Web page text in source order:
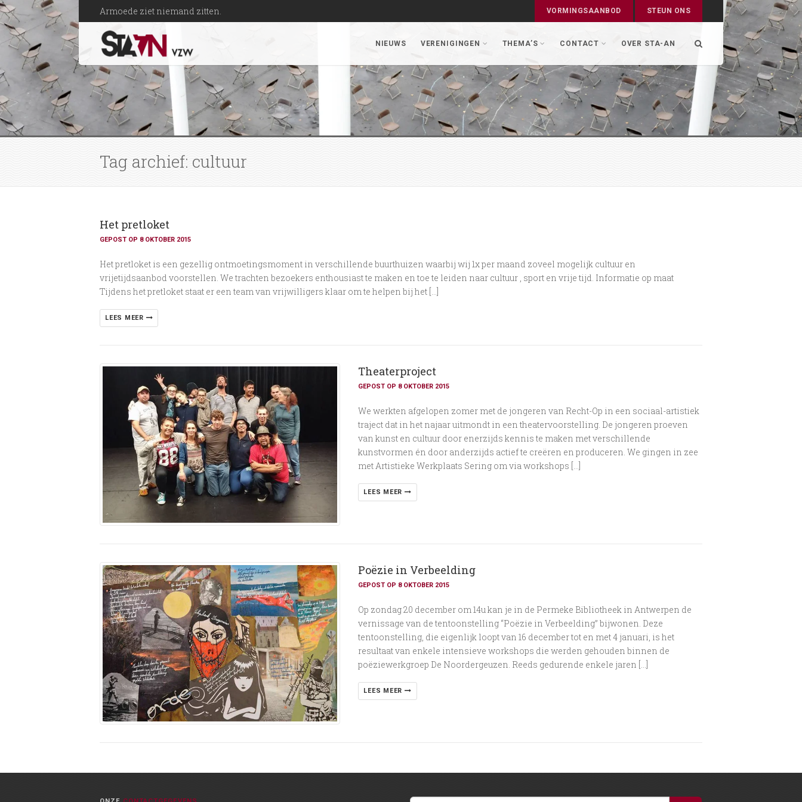
Armoede ziet niemand zitten. VORMINGSAANBOD STEUN ONS
NIEUWS VERENIGINGEN THEMA’S CONTACT OVER STA-AN
Tag archief: cultuur
Het pretloket
GEPOST OP 8 OKTOBER 2015
Het pretloket is een gezellig ontmoetingsmoment in verschillende buurthuizen waarbij wij 1x per maand zoveel mogelijk cultuur en
vrijetijdsaanbod voorstellen. We trachten bezoekers enthousiast te maken en toe te leiden naar cultuur , sport en vrije tijd. Informatie op maat
Tijdens het pretloket staat er een team van vrijwilligers klaar om te helpen bij het […]
LEES MEER
Theaterproject
GEPOST OP 8 OKTOBER 2015
We werkten afgelopen zomer met de jongeren van Recht-Op in een sociaal-artistiek
traject dat in het najaar uitmondt in een theatervoorstelling. De jongeren proeven
van kunst en cultuur door enerzijds kennis te maken met verschillende
kunstvormen én door anderzijds actief te creëren en produceren. We gingen in zee
met Artistieke Werkplaats Sering om via workshops […]
LEES MEER
Poëzie in Verbeelding
GEPOST OP 8 OKTOBER 2015
Op zondag 20 december om 14u kan je in de Permeke Bibliotheek in Antwerpen de
vernissage van de tentoonstelling “Poëzie in Verbeelding” bijwonen. Deze
tentoonstelling, die eigenlijk loopt van 16 december tot en met 4 januari, is het
resultaat van enkele intensieve workshops die werden gehouden binnen de
poëziewerkgroep De Noordergeuzen. Reeds gedurende enkele jaren […]
LEES MEER